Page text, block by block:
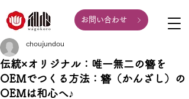
お問い合わせ
伝統×オリジナル：唯一無二の簪を
OEMでつくる方法：簪（かんざし）の
OEMは和心へ♪
choujundou